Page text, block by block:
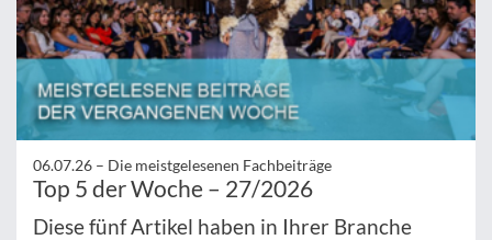
06.07.26 – Die meistgelesenen Fachbeiträge
Top 5 der Woche – 27/2026
Diese fünf Artikel haben in Ihrer Branche